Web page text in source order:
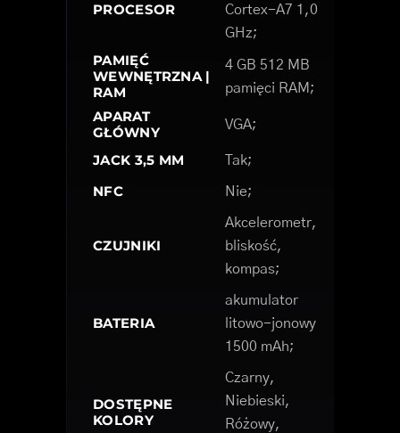
PROCESOR
Cortex-A7 1,0
GHz;
PAMIĘĆ
WEWNĘTRZNA |
RAM
4 GB 512 MB
pamięci RAM;
APARAT
GŁÓWNY
VGA;
JACK 3,5 MM Tak;
NFC Nie;
CZUJNIKI
Akcelerometr,
bliskość,
kompas;
BATERIA
akumulator
litowo-jonowy
1500 mAh;
DOSTĘPNE
KOLORY
Czarny,
Niebieski,
Różowy,